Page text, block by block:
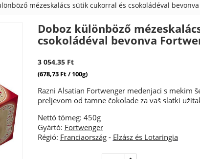
mézeskalács sütik cukorral és csokoládéval
Doboz különböző
csokoládéval bevonva
3 054,35 Ft
(678,73 Ft / 100g)
Razni Alsatian Fortwenger medenjaci s mekim
preljevom od tamne čokolade za vaš slatki
Nettó tömeg: 450g
Gyártó: Fortwenger
Régió: Franciaország- Elzász és Lotaringia